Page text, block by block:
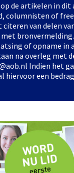
de artikelen in dit
columnisten of
citeren van delen
of opname in
na overleg met
Indien het
hiervoor een